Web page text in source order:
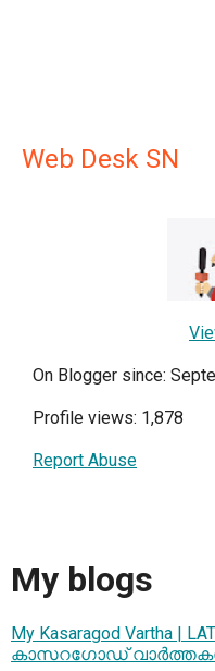
Web Desk SN
On Blogger since:
Profile views: 1,878
Report Abuse
My blogs
My Kasaragod Vartha |
കാസറഗോഡ് വാർത്തകൾ